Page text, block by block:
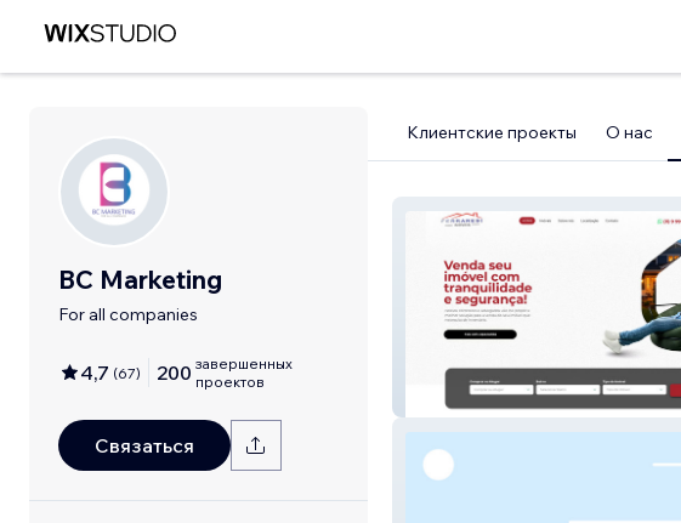
BC Marketing
For all companies
4,7 (67) 200 завершенных
проектов
Связаться
Клиентские проекты О нас
Ferraresi Neto Imóveis